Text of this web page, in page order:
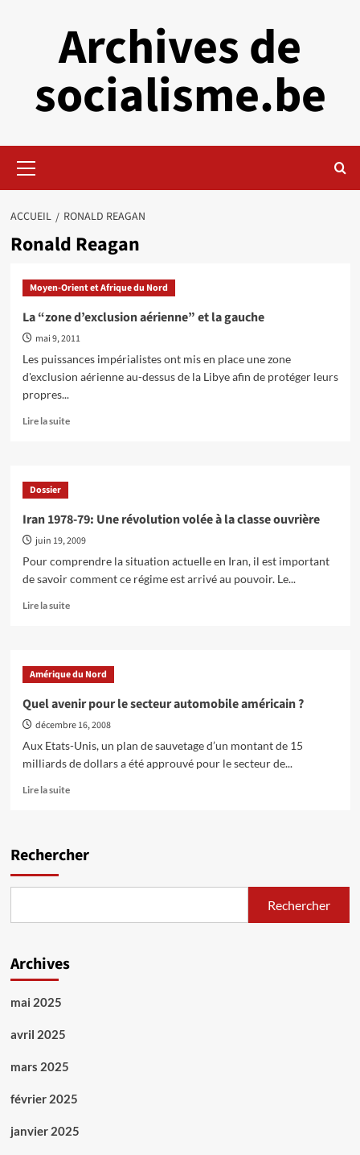
Archives de
socialisme.be
principal
ACCUEIL RONALD REAGAN
Ronald Reagan
Moyen-Orient et Afrique du Nord
La “zone d’exclusion aérienne” et la gauche
mai 9, 2011
Les puissances impérialistes ont mis en place une zone
d'exclusion aérienne au-dessus de la Libye afin de protéger leurs
propres...
Lire la suiteEn
aérienne”
et
Dossier
Iran 1978-79: Une révolution volée à la classe ouvrière
juin 19, 2009
Pour comprendre la situation actuelle en Iran, il est important
de savoir comment ce régime est arrivé au pouvoir. Le...
Lire la suiteEn
Iran
1978-
Une
révolution
volée
la
classe
Amérique du Nord
Quel avenir pour le secteur automobile américain ?
décembre 16, 2008
Aux Etats-Unis, un plan de sauvetage d’un montant de 15
milliards de dollars a été approuvé pour le secteur de...
Lire la suiteEn
Quel
avenir
automobile
Rechercher
Rechercher
Archives
mai 2025
avril 2025
mars 2025
février 2025
janvier 2025